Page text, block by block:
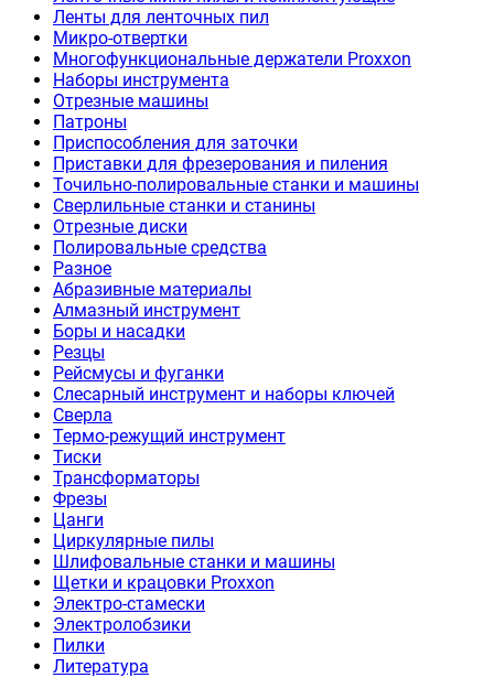
Ленты для ленточных пил
Микро-отвертки
Многофункциональные держатели Proxxon
Наборы инструмента
Отрезные машины
Патроны
Приспособления для заточки
Приставки для фрезерования и пиления
Точильно-полировальные станки и машины
Сверлильные станки и станины
Отрезные диски
Полировальные средства
Разное
Абразивные материалы
Алмазный инструмент
Боры и насадки
Резцы
Рейсмусы и фуганки
Слесарный инструмент и наборы ключей
Сверла
Термо-режущий инструмент
Тиски
Трансформаторы
Фрезы
Цанги
Циркулярные пилы
Шлифовальные станки и машины
Щетки и крацовки Proxxon
Электро-стамески
Электролобзики
Пилки
Литература